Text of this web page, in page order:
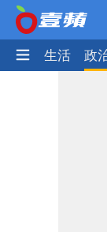
尚 生活 政
師：
民間